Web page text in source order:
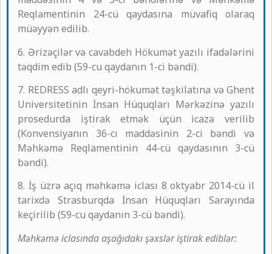
Reqlamentinin 24-cü qaydasına müvafiq olaraq
müəyyən edilib.
6. Ərizəçilər və cavabdeh Hökumət yazılı ifadələrini
təqdim edib (59-cu qaydanın 1-ci bəndi).
7. REDRESS adlı qeyri-hökumət təşkilatına və Ghent
Universitetinin İnsan Hüquqları Mərkəzinə yazılı
prosedurda iştirak etmək üçün icazə verilib
(Konvensiyanın 36-cı maddəsinin 2-ci bəndi və
Məhkəmə Reqlamentinin 44-cü qaydasının 3-cü
bəndi).
8. İş üzrə açıq məhkəmə iclası 8 oktyabr 2014-cü il
tarixdə Strasburqda İnsan Hüquqları Sarayında
keçirilib (59-cu qaydanın 3-cü bəndi).
Məhkəmə iclasında aşağıdakı şəxslər iştirak ediblər: